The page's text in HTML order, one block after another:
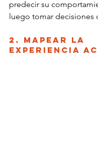
predecir su
luego tomar decisiones
2. Mapear la
experiencia